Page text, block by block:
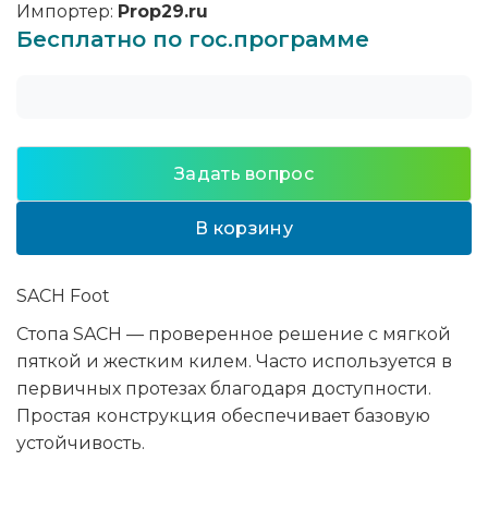
Импортер: Prop29.ru
Бесплатно по гос.программе
Задать вопрос
В корзину
SACH Foot
Стопа SACH — проверенное решение с мягкой
пяткой и жестким килем. Часто используется в
первичных протезах благодаря доступности.
Простая конструкция обеспечивает базовую
устойчивость.